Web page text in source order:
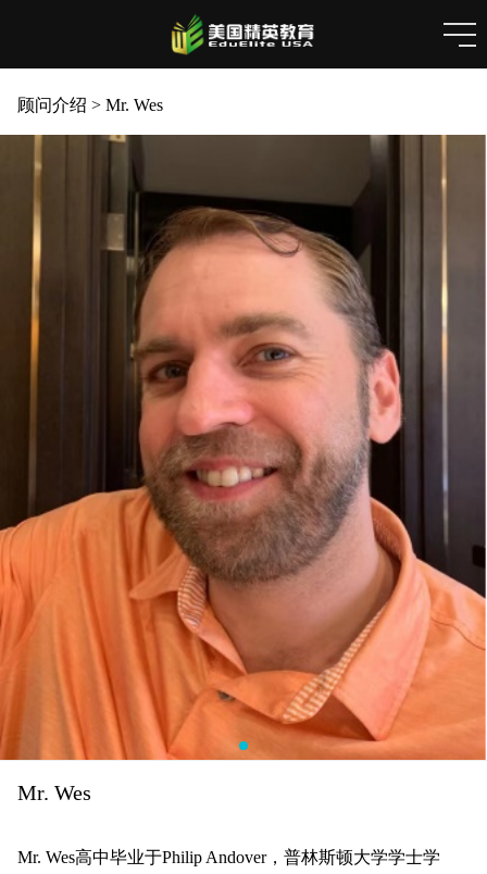
Mr. Wes
顾问介绍 > Mr. Wes
Mr. Wes
Mr. Wes高中毕业于Philip Andover，普林斯顿大学学士学